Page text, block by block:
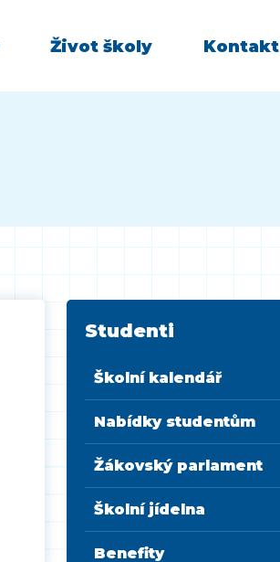
Život školy Kontakt
Studenti
Školní kalendář
Nabídky studentům
Žákovský parlament
Školní jídelna
Benefity